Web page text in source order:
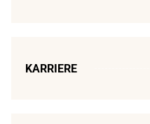
KARRIERE